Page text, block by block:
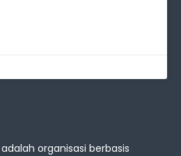
organisasi berbasis